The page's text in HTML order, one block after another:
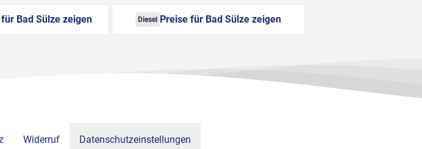
für Bad Sülze zeigen Diesel Preise für Bad Sülze zeigen
Widerruf Datenschutzeinstellungen